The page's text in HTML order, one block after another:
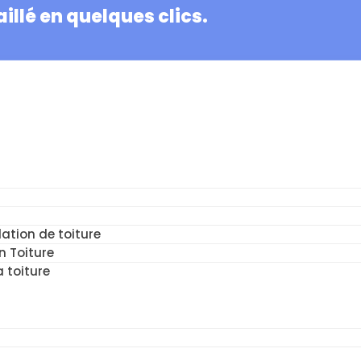
en quelques clics.
de toiture
Toiture
toiture